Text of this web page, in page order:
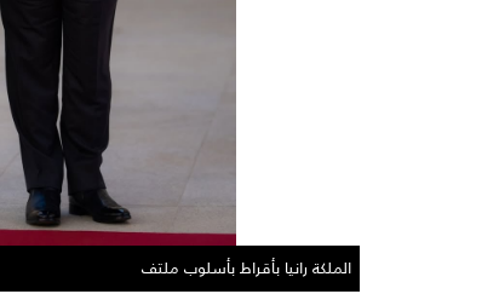
الملكة رانيا بأقراط بأسلوب ملتف